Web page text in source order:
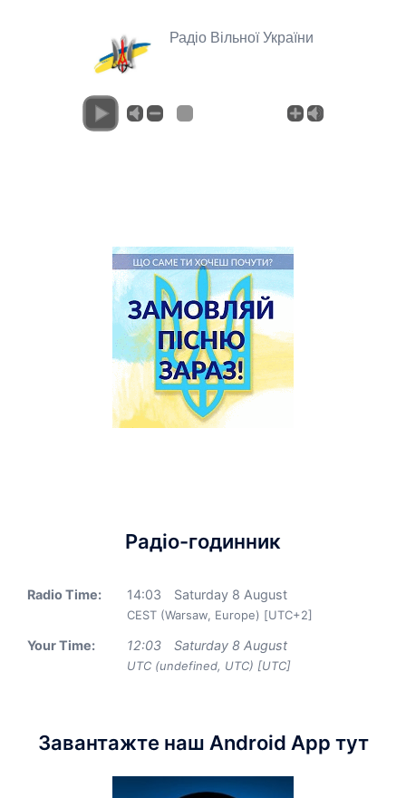
Радіо Вільної України
Радіо-годинник
Radio Time: 14:03 Saturday 8 August
CEST (Warsaw, Europe) [UTC+2]
Your Time: 12:03 Saturday 8 August
UTC (undefined, UTC) [UTC]
Завантажте наш Android App тут